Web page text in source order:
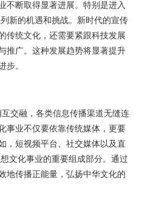
不断取得显著进展。特别是进入
新的机遇和挑战。新时代的宣传
传统文化，还需要紧跟科技发展
推广。这种发展趋势将显著提升
。
交融，各类信息传播渠道无缝连
事业不仅要依靠传统媒体，更要
，短视频平台、社交媒体以及直
文化事业的重要组成部分。通过
地传播正能量，弘扬中华文化的